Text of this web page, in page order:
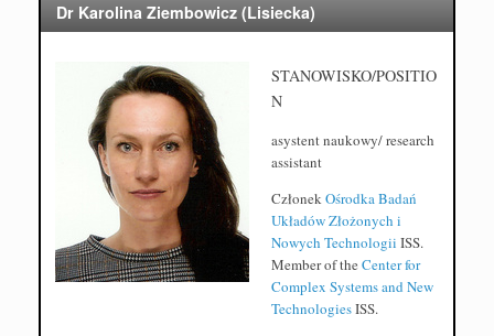
Dr Karolina Ziembowicz (Lisiecka)
STANOWISKO/POSITIO
N
asystent naukowy/ research
assistant
CzłonekOśrodka Badań
Układów Złożonych i
Nowych Technologii ISS.
Member of the Center for
Complex Systems and New
TechnologiesISS.